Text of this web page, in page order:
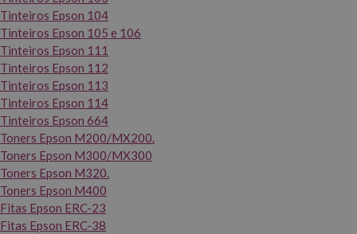
Tinteiros Epson 104
Tinteiros Epson 105 e 106
Tinteiros Epson 111
Tinteiros Epson 112
Tinteiros Epson 113
Tinteiros Epson 114
Tinteiros Epson 664
Toners Epson M200/MX200.
Toners Epson M300/MX300
Toners Epson M320.
Toners Epson M400
Fitas Epson ERC-23
Fitas Epson ERC-38